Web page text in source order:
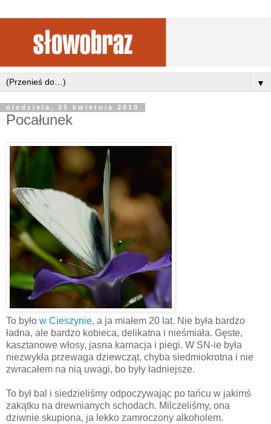
▼
niedziela, 25 kwietnia 2010
Pocałunek
To było w Cieszynie, a ja miałem 20 lat. Nie była bardzo
ładna, ale bardzo kobieca, delikatna i nieśmiała. Gęste,
kasztanowe włosy, jasna karnacja i piegi. W SN-ie była
niezwykła przewaga dziewcząt, chyba siedmiokrotna i nie
zwracałem na nią uwagi, bo były ładniejsze.
To był bal i siedzieliśmy odpoczywając po tańcu w jakimś
zakątku na drewnianych schodach. Milczeliśmy, ona
dziwnie skupiona, ja lekko zamroczony alkoholem.